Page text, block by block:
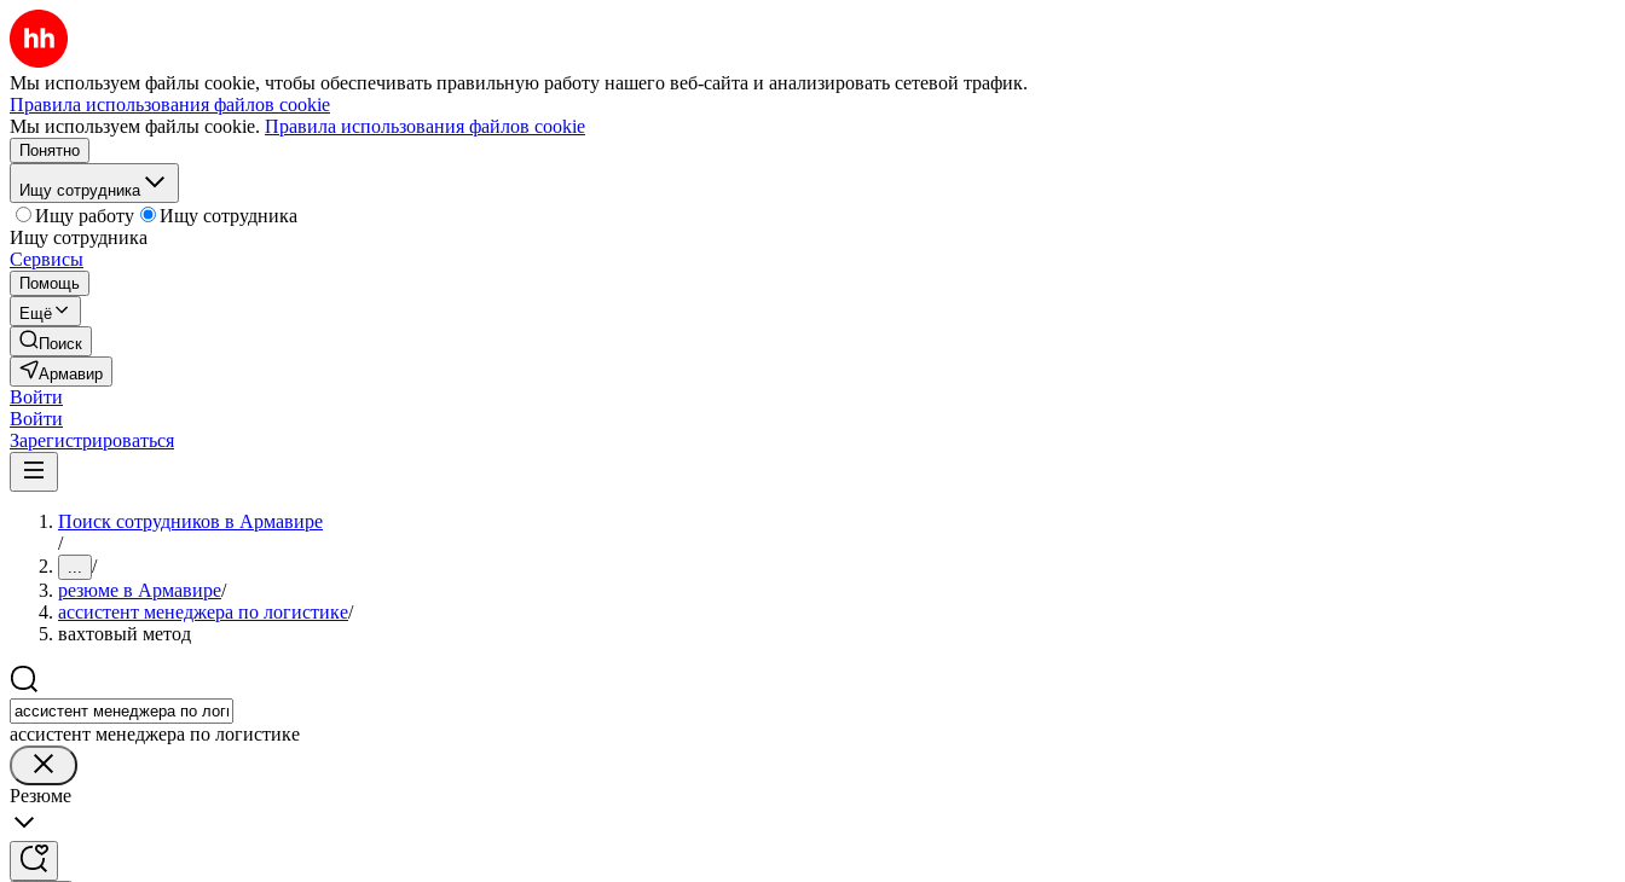
Мы используем файлы cookie, чтобы обеспечивать правильную работу нашего веб-сайта и анализировать сетевой трафик.
Правила использования файлов cookie
Мы используем файлы cookie. Правила использования файлов cookie
Понятно
Ищу сотрудника
Ищу работу
Ищу сотрудника
Ищу сотрудника
Сервисы
Помощь
Ещё
Поиск
Армавир
Войти
Войти
Зарегистрироваться
Поиск сотрудников в Армавире
/
... /
резюме в Армавире/
ассистент менеджера по логистике/
вахтовый метод
ассистент менеджера по логистике
Резюме